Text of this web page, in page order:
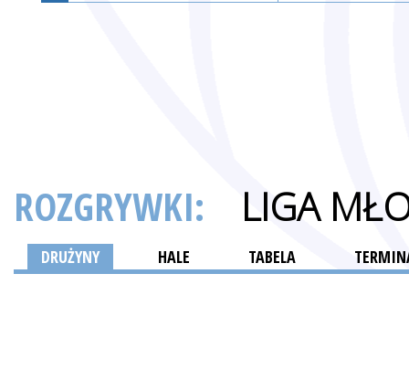
ROZGRYWKI: LIGA
DRUŻYNY HALE TABELA